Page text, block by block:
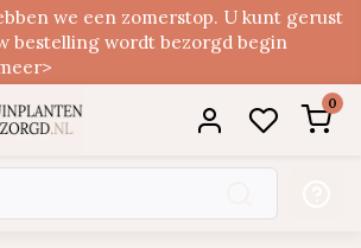
we een zomerstop. U kunt gerust
bestelling wordt bezorgd begin
0